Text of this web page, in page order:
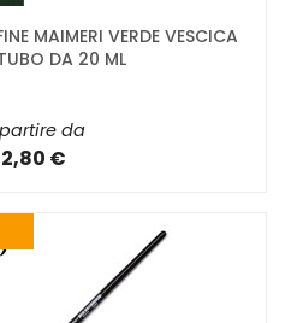
MAIMERI VERDE VESCICA
DA 20 ML
da
2,80 €